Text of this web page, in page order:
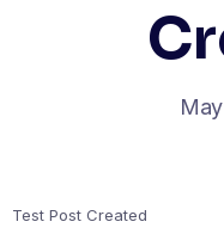
Test Post Created